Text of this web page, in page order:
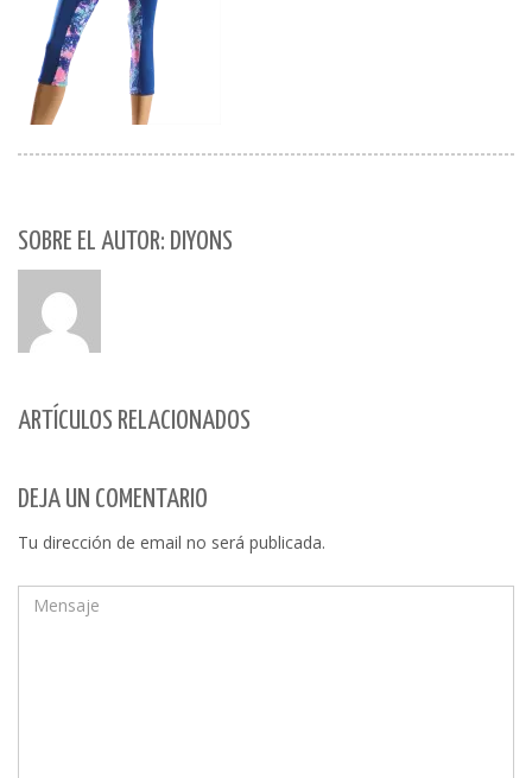
SOBRE EL AUTOR: DIYONS
ARTÍCULOS RELACIONADOS
DEJA UN COMENTARIO
Tu dirección de email no será publicada.